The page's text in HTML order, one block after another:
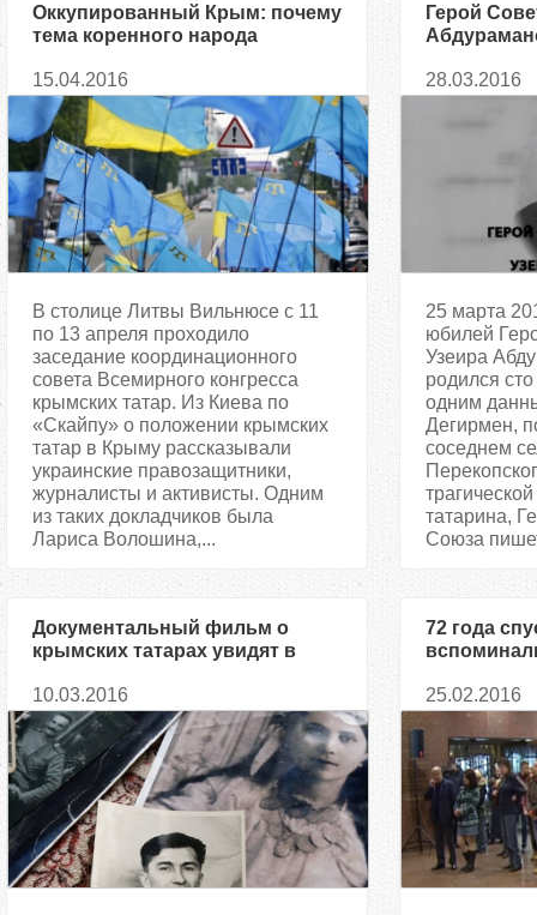
Оккупированный Крым: почему
тема коренного народа
болезненна для РФ
15.04.2016
В столице Литвы Вильнюсе с 11
по 13 апреля проходило
заседание координационного
совета Всемирного конгресса
крымских татар. Из Киева по
«Скайпу» о положении крымских
татар в Крыму рассказывали
украинские правозащитники,
журналисты и активисты. Одним
из таких докладчиков была
Лариса Волошина,...
Герой
28.03.2016
25 марта
юбилей
Узеира
родился
одним
Дегирмен,
соседнем
татарина,
Союза
Документальный фильм о
крымских татарах увидят в
10.03.2016
72 года
25.02.2016